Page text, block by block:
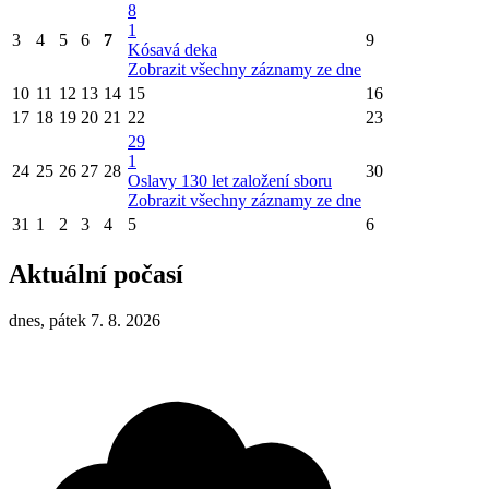
3 4 5 6 7
8
1
Kósavá deka
Zobrazit všechny záznamy ze dne
9
10 11 12 13 14 15
16
17 18 19 20 21 22 23
24 25 26 27 28
29
1
Oslavy 130 let založení sboru
Zobrazit všechny záznamy ze dne
30
31 1 2 3 4 5 6
Aktuální počasí
dnes, pátek 7. 8. 2026